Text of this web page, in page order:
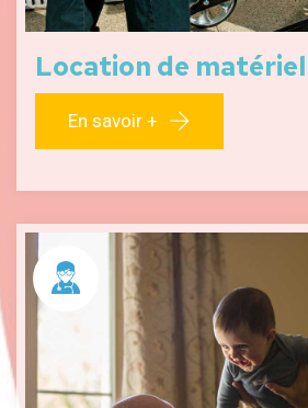
Location de
En savoir +